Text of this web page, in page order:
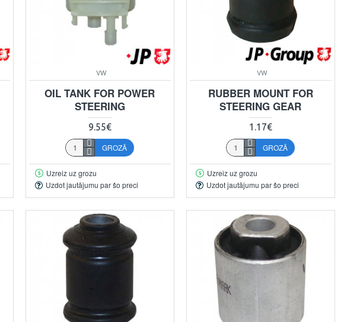
VW
OIL TANK FOR POWER
STEERING
9.55€
GROZĀ
Uzreiz uz grozu
Uzdot jautājumu par šo preci
VW
RUBBER MOUNT FOR
STEERING GEAR
1.17€
GROZĀ
Uzreiz uz grozu
Uzdot jautājumu par šo preci